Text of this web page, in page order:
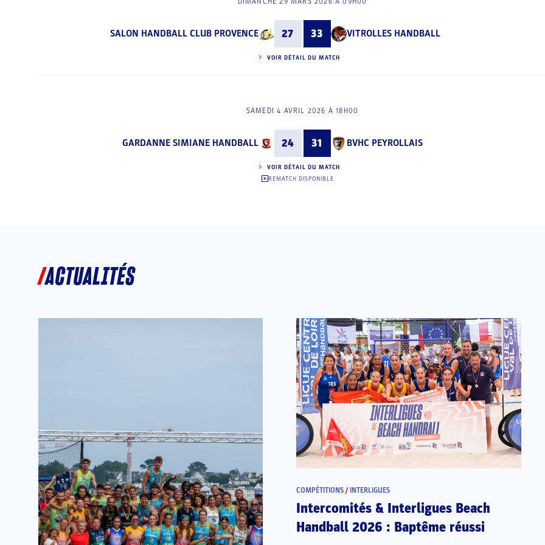
SALON HANDBALL CLUB PROVENCE 27 33 VITROLLES HANDBALL
VOIR DÉTAIL DU MATCH
SAMEDI 4 AVRIL 2026 À 18H00
GARDANNE SIMIANE HANDBALL 24 31 BVHC PEYROLLAIS
VOIR DÉTAIL DU MATCH
REMATCH DISPONIBLE
ACTUALITÉS
COMPÉTITIONS / INTERLIGUES
Intercomités & Interligues Beach
Handball 2026 : Baptême réussi